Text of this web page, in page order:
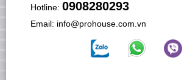
Hotline: 0908280293
Email: info@prohouse.com.vn